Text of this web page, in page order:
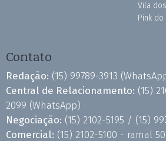
Vila
Pink do
Contato
Redação: (15) 99789-3913
Central de Relacionamento: (15)
2099 (WhatsApp)
Negociação: (15) 2102-5195 / (15)
Comercial: (15) 2102-5100 - ramal